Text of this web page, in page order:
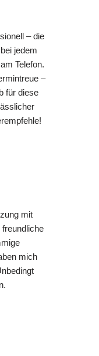
– die
jedem
Telefon.
–
für diese
mit
mich